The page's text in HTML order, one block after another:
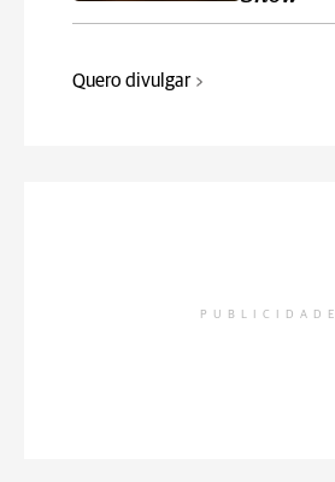
Quero divulgar
PUBLICIDADE